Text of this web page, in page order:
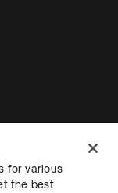
for various
the best